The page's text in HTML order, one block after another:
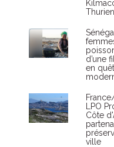
Thurien
d’une
en
LPO
Côte
ville